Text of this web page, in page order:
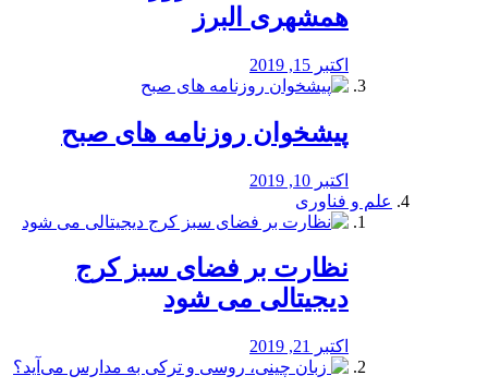
همشهری البرز
اکتبر 15, 2019
پیشخوان روزنامه های صبح
اکتبر 10, 2019
علم و فناوری
نظارت بر فضای سبز کرج
دیجیتالی می شود
اکتبر 21, 2019